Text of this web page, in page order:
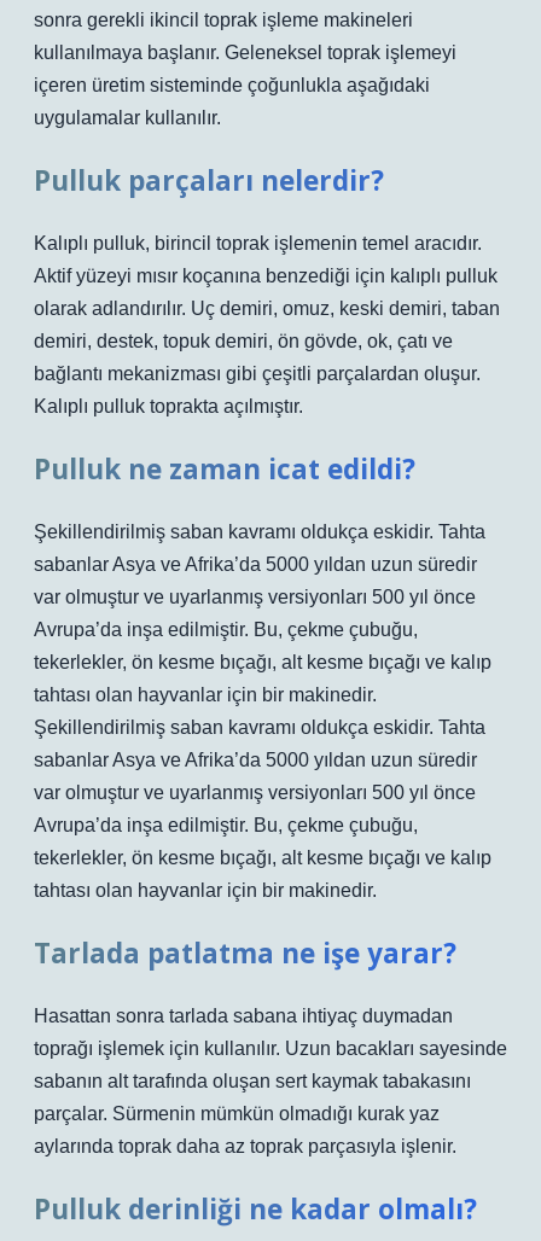
sonra gerekli ikincil toprak işleme makineleri
kullanılmaya başlanır. Geleneksel toprak işlemeyi
içeren üretim sisteminde çoğunlukla aşağıdaki
uygulamalar kullanılır.
Pulluk parçaları nelerdir?
Kalıplı pulluk, birincil toprak işlemenin temel aracıdır.
Aktif yüzeyi mısır koçanına benzediği için kalıplı pulluk
olarak adlandırılır. Uç demiri, omuz, keski demiri, taban
demiri, destek, topuk demiri, ön gövde, ok, çatı ve
bağlantı mekanizması gibi çeşitli parçalardan oluşur.
Kalıplı pulluk toprakta açılmıştır.
Pulluk ne zaman icat edildi?
Şekillendirilmiş saban kavramı oldukça eskidir. Tahta
sabanlar Asya ve Afrika’da 5000 yıldan uzun süredir
var olmuştur ve uyarlanmış versiyonları 500 yıl önce
Avrupa’da inşa edilmiştir. Bu, çekme çubuğu,
tekerlekler, ön kesme bıçağı, alt kesme bıçağı ve kalıp
tahtası olan hayvanlar için bir makinedir.
Şekillendirilmiş saban kavramı oldukça eskidir. Tahta
sabanlar Asya ve Afrika’da 5000 yıldan uzun süredir
var olmuştur ve uyarlanmış versiyonları 500 yıl önce
Avrupa’da inşa edilmiştir. Bu, çekme çubuğu,
tekerlekler, ön kesme bıçağı, alt kesme bıçağı ve kalıp
tahtası olan hayvanlar için bir makinedir.
Tarlada patlatma ne işe yarar?
Hasattan sonra tarlada sabana ihtiyaç duymadan
toprağı işlemek için kullanılır. Uzun bacakları sayesinde
sabanın alt tarafında oluşan sert kaymak tabakasını
parçalar. Sürmenin mümkün olmadığı kurak yaz
aylarında toprak daha az toprak parçasıyla işlenir.
Pulluk derinliği ne kadar olmalı?